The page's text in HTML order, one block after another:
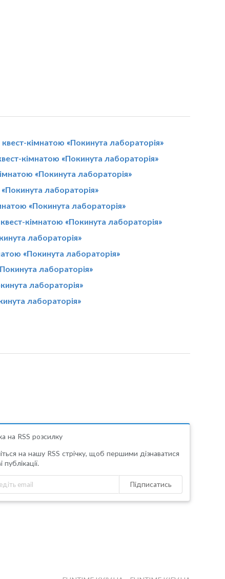
кімнатою «Покинута лабораторія»
кімнатою «Покинута лабораторія»
«Покинута лабораторія»
лабораторія»
«Покинута лабораторія»
кімнатою «Покинута лабораторія»
лабораторія»
«Покинута лабораторія»
лабораторія»
лабораторія»
лабораторія»
на RSS розсилку
на нашу RSS стрічку, щоб першими дізнаватися
публікації.
Підписатись